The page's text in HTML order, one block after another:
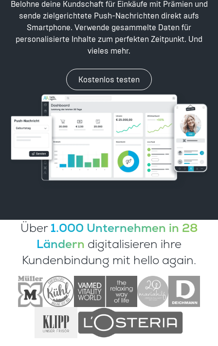
Belohne deine Kundschaft für Einkäufe mit Prämien und
sende zielgerichtete Push-Nachrichten direkt aufs
Smartphone. Verwende gesammelte Daten für
personalisierte Inhalte zum perfekten Zeitpunkt. Und
vieles mehr.
Kostenlos testen
Über1.000 Unternehmen in 28
Ländern digitalisieren ihre
Kundenbindung mit hello again.